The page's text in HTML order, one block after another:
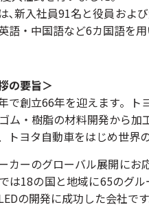
､新入社員91名と役員およ
語・中国語など6カ国語を
の要旨＞
で創立66年を迎えます。
ム・樹脂の材料開発から
トヨタ自動車をはじめ世界
カーのグローバル展開に
は18の国と地域に65のグ
の開発に成功した会社です